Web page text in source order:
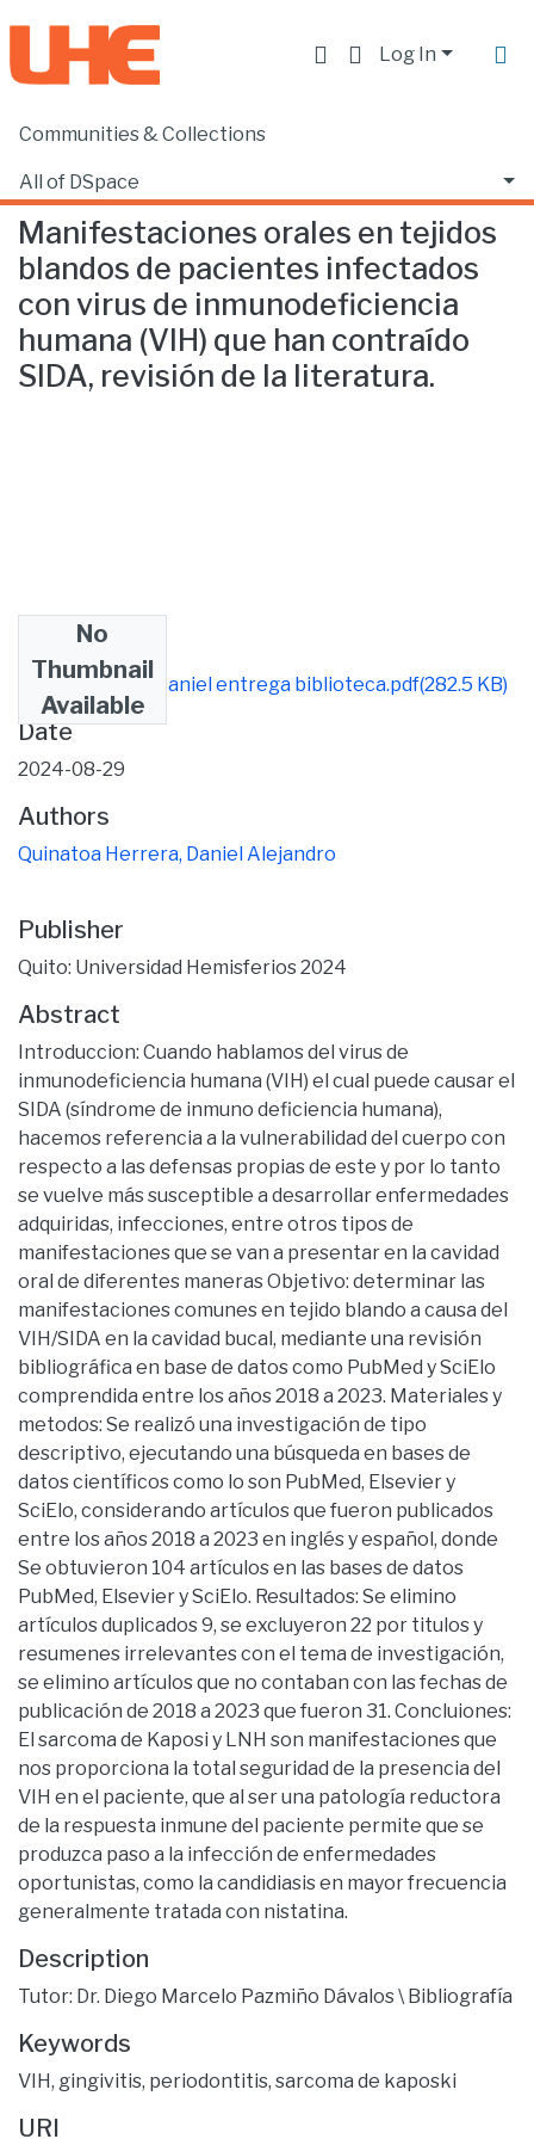
Log In
Communities & Collections
All of DSpace
Statistics
Home
Manifestaciones orales en tejidos
blandos de pacientes infectados
con virus de inmunodeficiencia
humana (VIH) que han contraído
SIDA, revisión de la literatura.
No
Thumbnail
Available
Tesis Quinatoa Daniel entrega biblioteca.pdf(282.5 KB)
Date
2024-08-29
Authors
Quinatoa Herrera, Daniel Alejandro
Publisher
Quito: Universidad Hemisferios 2024
Abstract
Introduccion: Cuando hablamos del virus de
inmunodeficiencia humana (VIH) el cual puede causar el
SIDA (síndrome de inmuno deficiencia humana),
hacemos referencia a la vulnerabilidad del cuerpo con
respecto a las defensas propias de este y por lo tanto
se vuelve más susceptible a desarrollar enfermedades
adquiridas, infecciones, entre otros tipos de
manifestaciones que se van a presentar en la cavidad
oral de diferentes maneras Objetivo: determinar las
manifestaciones comunes en tejido blando a causa del
VIH/SIDA en la cavidad bucal, mediante una revisión
bibliográfica en base de datos como PubMed y SciElo
comprendida entre los años 2018 a 2023. Materiales y
metodos: Se realizó una investigación de tipo
descriptivo, ejecutando una búsqueda en bases de
datos científicos como lo son PubMed, Elsevier y
SciElo, considerando artículos que fueron publicados
entre los años 2018 a 2023 en inglés y español, donde
Se obtuvieron 104 artículos en las bases de datos
PubMed, Elsevier y SciElo. Resultados: Se elimino
artículos duplicados 9, se excluyeron 22 por titulos y
resumenes irrelevantes con el tema de investigación,
se elimino artículos que no contaban con las fechas de
publicación de 2018 a 2023 que fueron 31. Concluiones:
El sarcoma de Kaposi y LNH son manifestaciones que
nos proporciona la total seguridad de la presencia del
VIH en el paciente, que al ser una patología reductora
de la respuesta inmune del paciente permite que se
produzca paso a la infección de enfermedades
oportunistas, como la candidiasis en mayor frecuencia
generalmente tratada con nistatina.
Description
Tutor: Dr. Diego Marcelo Pazmiño Dávalos \ Bibliografía
Keywords
VIH, gingivitis, periodontitis, sarcoma de kaposki
URI